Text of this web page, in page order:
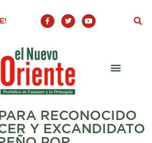
F
a
c
o
o
-
T
w
i
Y
o
u
RECONOCIDO
Y EXCANDIDATO